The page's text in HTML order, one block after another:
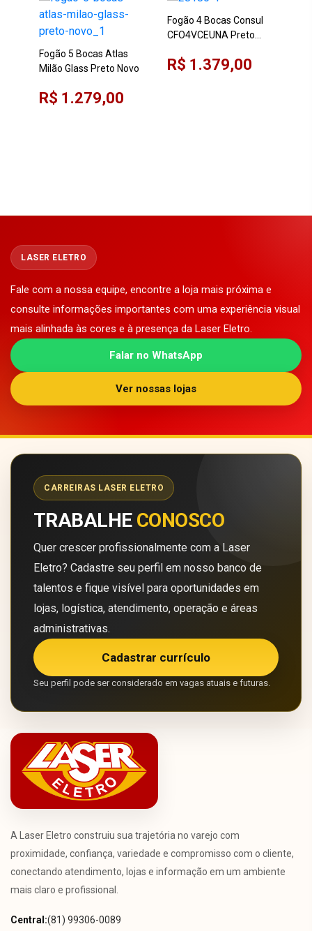
Fogão 5 Bocas Atlas
Milão Glass Preto Novo
R$ 1.279,00
Fogão 4 Bocas Consul
CFO4VCEUNA Preto
R$ 1.379,00
LASER ELETRO
Fale com a nossa equipe, encontre a loja mais próxima e
consulte informações importantes com uma experiência visual
mais alinhada às cores e à presença da Laser Eletro.
Falar no WhatsApp
Ver nossas lojas
CARREIRAS LASER ELETRO
TRABALHE CONOSCO
Quer crescer profissionalmente com a Laser
Eletro? Cadastre seu perfil em nosso banco de
talentos e fique visível para oportunidades em
lojas, logística, atendimento, operação e áreas
administrativas.
Cadastrar currículo
Seu perfil pode ser considerado em vagas atuais e futuras.
A Laser Eletro construiu sua trajetória no varejo com
proximidade, confiança, variedade e compromisso com o cliente,
conectando atendimento, lojas e informação em um ambiente
mais claro e profissional.
Central:(81) 99306-0089